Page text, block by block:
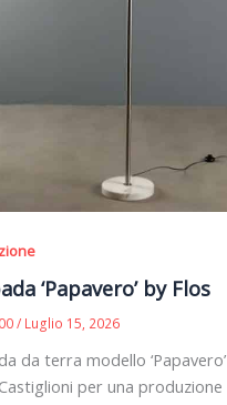
‘Papavero’ by Flos
/ Luglio 15, 2026
da terra modello
per una produzione